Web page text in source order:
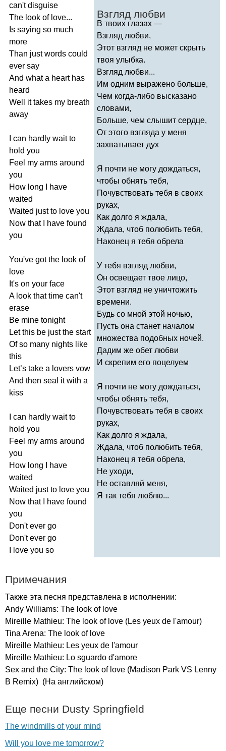
can't disguise
The look of love...
Is saying so much
more
Than just words could
ever say
And what a heart has
heard
Well
it takes my breath
away
can hardly wait to
hold you
Feel my arms around
you
How long
have
waited
Waited just to love you
Now that have found
you
You've got the look of
love
It's on your face
A look that time can't
erase
Be mine tonight
Let this be just the start
Of so many nights like
this
Let’s take a lovers vow
And then seal it with a
kiss
can hardly wait to
hold you
Feel my arms around
you
How long
have
waited
Waited just to love you
Now that have found
you
Don't ever go
Don't ever go
love you so
Взгляд любви
В твоих глазах —
Взгляд любви,
Этот взгляд не может скрыть
твоя улыбка.
Взгляд любви...
Им одним выражено больше,
Чем когда-либо высказано
словами,
Больше, чем слышит сердце,
От этого взгляда у меня
захватывает дух
Я почти не могу дождаться,
чтобы обнять тебя,
Почувствовать тебя в своих
руках,
Как долго я ждала,
Ждала, чтоб полюбить тебя,
Наконец я тебя обрела
У тебя взгляд любви,
Он освещает твое лицо,
Этот взгляд не уничтожить
времени.
Будь со мной этой ночью,
Пусть она станет началом
множества подобных ночей.
Дадим же обет любви
И скрепим его поцелуем
Я почти не могу дождаться,
чтобы обнять тебя,
Почувствовать тебя в своих
руках,
Как долго я ждала,
Ждала, чтоб полюбить тебя,
Наконец я тебя обрела,
Не уходи,
Не оставляй меня,
Я так тебя люблю...
Примечания
Также эта песня представлена в исполнении:
Andy Williams: The look of love
Mireille Mathieu: The look of love (Les yeux de l'amour)
Tina Arena: The look of love
Mireille Mathieu: Les yeux de l'amour
Mireille Mathieu: Lo sguardo d'amore
Sex and the City: The look of love (Madison Park VS Lenny
B Remix) (На английском)
Еще песни Dusty Springfield
The windmills of your mind
Will you love me tomorrow?